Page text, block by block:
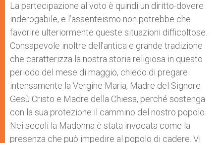
La partecipazione al voto è quindi un diritto-dovere
inderogabile, e l’assenteismo non potrebbe che
favorire ulteriormente queste situazioni difficoltose.
Consapevole inoltre dell’antica e grande tradizione
che caratterizza la nostra storia religiosa in questo
periodo del mese di maggio, chiedo di pregare
intensamente la Vergine Maria, Madre del Signore
Gesù Cristo e Madre della Chiesa, perché sostenga
con la sua protezione il cammino del nostro popolo.
Nei secoli la Madonna è stata invocata come la
presenza che può impedire al popolo di cadere. Vi